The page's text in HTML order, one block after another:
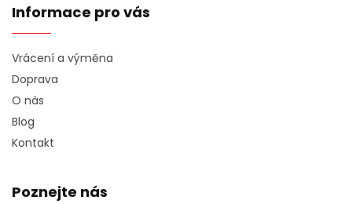
Informace pro vás
Vrácení a výměna
Doprava
O nás
Blog
Kontakt
Poznejte nás